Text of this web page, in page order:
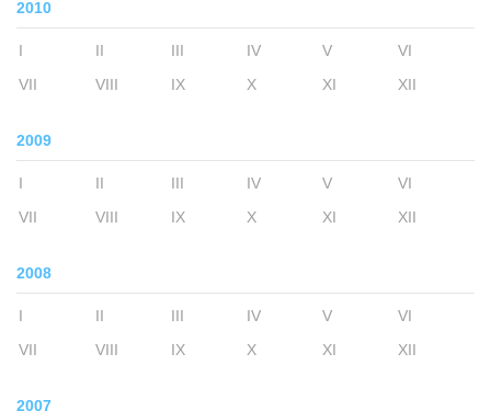
2010
I II III IV V
VI
VII
VIII IX X XI XII
2009
I II III IV V
VI
VII
VIII IX X XI XII
2008
I II III IV V
VI
VII
VIII IX X XI XII
2007